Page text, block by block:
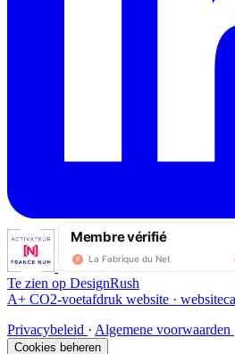
Te zien op DesignRush
A+ CO2-voetafdruk website ·
Privacybeleid · Algemene voorwaarden
Cookies beheren